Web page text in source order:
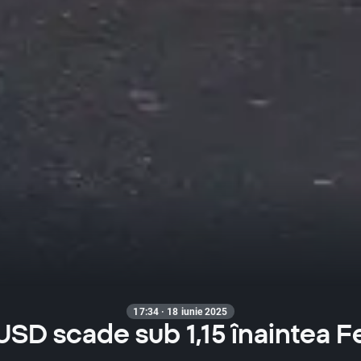
17:34 · 18 iunie 2025
scade sub 1,15 înaintea